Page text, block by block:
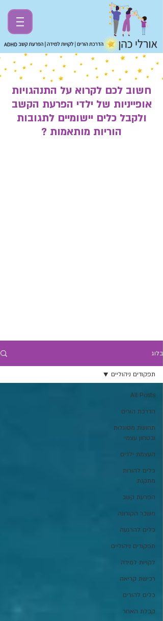
חשוב לכם לקרוא על התנהגויות
אופייניות של ילדי הפרעת הקשב
ולקבל כלים יישומיים לתגובות
הוריות מותאמות ?
בלוג
All Posts
הדרכת הורים
תחושת מסוגלות
ובטחון עצמי
העצמת ילדים
כלים להורות
מתקנת
הפרעת קשב
משבר הקורונה
כלים להרגעה
תפקודים ניהוליים
לקויות למידה
רכישת קריאה
כלים להורים
קבלת האחר
תפקודים ניהוליים